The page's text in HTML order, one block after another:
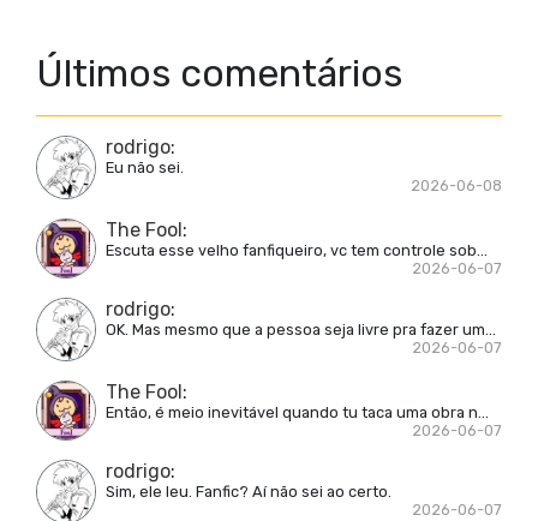
Últimos comentários
rodrigo:
Eu não sei.
2026-06-08
The Fool :
Escuta esse velho fanfiqueiro, vc tem controle sob...
2026-06-07
rodrigo:
OK. Mas mesmo que a pessoa seja livre pra fazer um...
2026-06-07
The Fool :
Então, é meio inevitável quando tu taca uma obra n...
2026-06-07
rodrigo:
Sim, ele leu. Fanfic? Aí não sei ao certo.
2026-06-07